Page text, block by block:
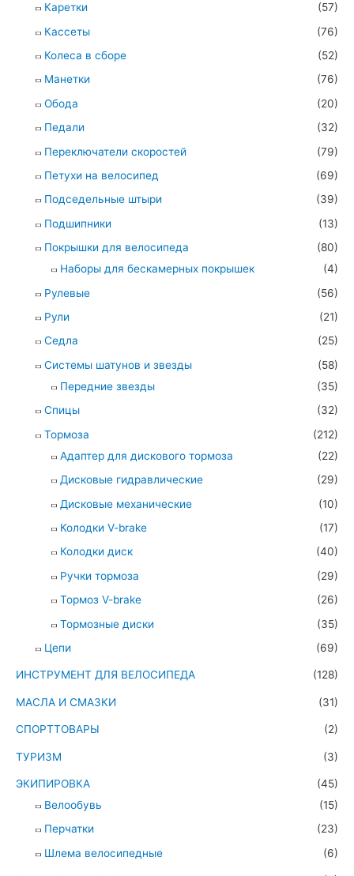
Каретки
(57)
Кассеты
(76)
Колеса в сборе
(52)
Манетки
(76)
Обода
(20)
Педали
(32)
Переключатели скоростей
(79)
Петухи на велосипед
(69)
Подседельные штыри
(39)
Подшипники
(13)
Покрышки для велосипеда
(80)
Наборы для бескамерных покрышек
(4)
Рулевые
(56)
Рули
(21)
Седла
(25)
Системы шатунов и звезды
(58)
Передние звезды
(35)
Спицы
(32)
Тормоза
(212)
Адаптер для дискового тормоза
(22)
Дисковые гидравлические
(29)
Дисковые механические
(10)
Колодки V-brake
(17)
Колодки диск
(40)
Ручки тормоза
(29)
Тормоз V-brake
(26)
Тормозные диски
(35)
Цепи
(69)
ИНСТРУМЕНТ ДЛЯ ВЕЛОСИПЕДА (128)
МАСЛА И СМАЗКИ (31)
СПОРТТОВАРЫ (2)
ТУРИЗМ (3)
ЭКИПИРОВКА
(45)
Велообувь
(15)
Перчатки
(23)
Шлема велосипедные
(6)